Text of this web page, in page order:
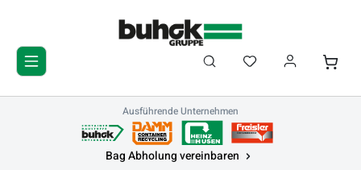
Zum Hauptinhalt springen
Du hast 0 Produkte
Ausführende Unternehmen
Bag Abholung vereinbaren